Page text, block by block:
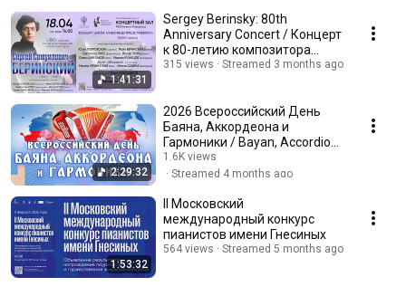
1:41:31
Sergey Berinsky: 80th
Anniversary Concert / Концерт
к 80-летию композитора
Сергея Беринского
315 views Streamed 3 months ago
2:29:32
2026 Всероссийский День
Баяна, Аккордеона и
Гармоники / Bayan, Accordion
and Harmonica Day - 2026
1.6K views
Streamed 4 months ago
1:53:32
II Московский
международный конкурс
пианистов имени Гнесиных
564 views Streamed 5 months ago